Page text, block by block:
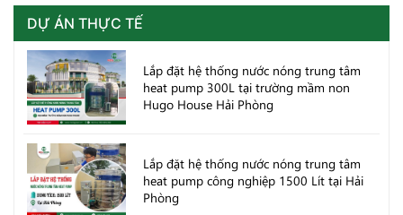
DỰ ÁN THỰC TẾ
Lắp đặt hệ thống nước nóng trung tâm
heat pump 300L tại trường mầm non
Hugo House Hải Phòng
Lắp đặt hệ thống nước nóng trung tâm
heat pump công nghiệp 1500 Lít tại Hải
Phòng